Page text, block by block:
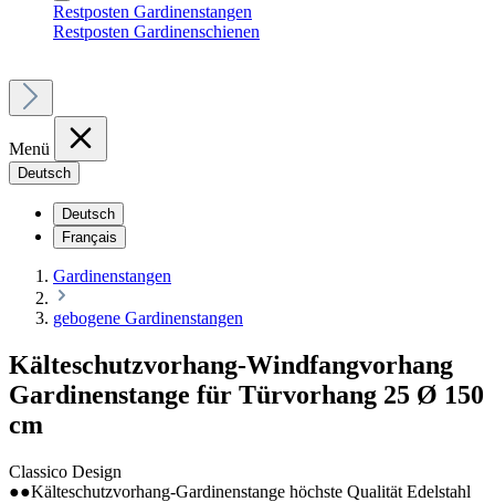
Restposten Gardinenstangen
Restposten Gardinenschienen
Menü
Deutsch
Deutsch
Français
Gardinenstangen
gebogene Gardinenstangen
Kälteschutzvorhang-Windfangvorhang
Gardinenstange für Türvorhang 25 Ø 150
cm
Classico Design
●●Kälteschutzvorhang-Gardinenstange höchste Qualität Edelstahl